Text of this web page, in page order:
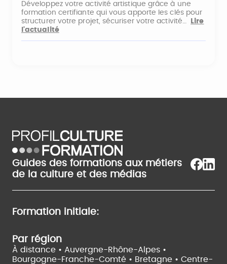
Développez votre activité artistique grâce à une
formation certifiante qui vous apporte les clés pour
structurer votre projet, sécuriser votre activité…
Lire
l'actualité
Guides des formations aux métiers
de la culture et des médias
Formation initiale:
Par région
À distance • Auvergne-Rhône-Alpes •
Bourgogne-Franche-Comté • Bretagne • Centre-